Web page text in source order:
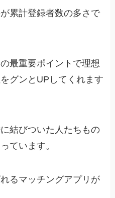
累計登録者数の多さで
最重要ポイントで理想
グンとUPしてくれます
結びついた人たちもの
ています。
るマッチングアプリが